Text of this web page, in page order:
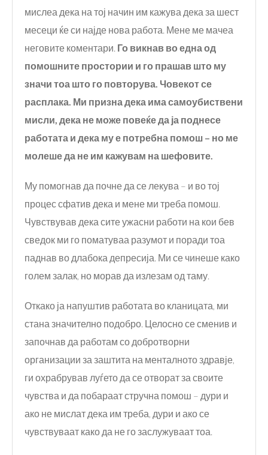
мислеа дека на тој начин им кажува дека за шест
месеци ќе си најде нова работа. Мене ме мачеа
неговите коментари. Го викнав во една од
помошните простории и го прашав што му
значи тоа што го повторува. Човекот се
расплака. Ми призна дека има самоубиствени
мисли, дека не може повеќе да ја поднесе
работата и дека му е потребна помош – но ме
молеше да не им кажувам на шефовите.
Му помогнав да почне да се лекува – и во тој
процес сфатив дека и мене ми треба помош.
Чувствував дека сите ужасни работи на кои бев
сведок ми го поматуваа разумот и поради тоа
паднав во длабока депресија. Ми се чинеше како
голем залак, но морав да излезам од таму.
Откако ја напуштив работата во кланицата, ми
стана значително подобро. Целосно се сменив и
започнав да работам со добротворни
организации за заштита на менталното здравје,
ги охрабрував луѓето да се отворат за своите
чувства и да побараат стручна помош – дури и
ако не мислат дека им треба, дури и ако се
чувствуваат како да не го заслужуваат тоа.